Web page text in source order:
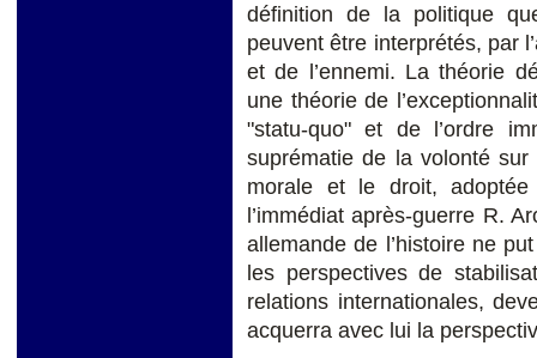
définition de la politique
peuvent être interprétés, par
et de l’ennemi. La théorie
une théorie de
"statu-quo" et de l’ordre
suprématie de la volonté
morale et le droit,
l’immédiat après-guerre R.
allemande de l’histoire ne
les perspectives de
relations internationales,
acquerra avec lui la